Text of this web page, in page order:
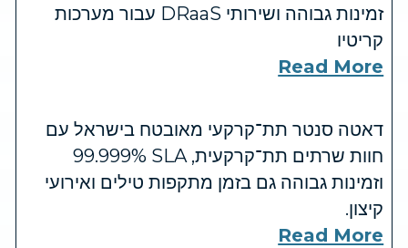
זמינות גבוהה ושירותי DRaaS עבור מערכות
קריטיו
Read More
דאטה סנטר תת־קרקעי מאובטח בישראל עם
חוות שרתים תת־קרקעית, SLA ‏99.999%
וזמינות גבוהה גם בזמן מתקפות טילים ואירועי
קיצון.
Read More